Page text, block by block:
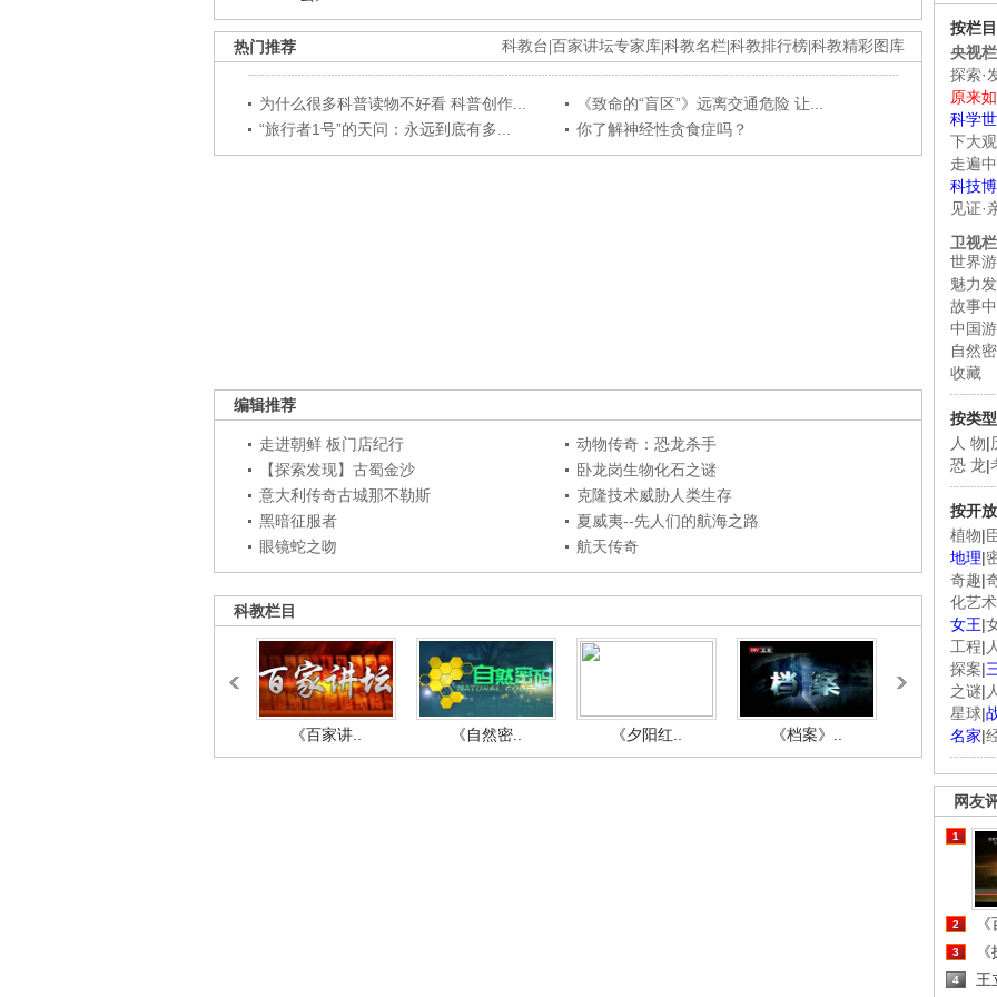
按栏目
央视
探索·
原来
科学
下大观
走遍
科技
见证·
卫视
世界游
魅力
故事
中国游
自然
收藏
按类型
人 物|
恐 龙|
按开
植物|
地理|
奇趣|
化艺术
女王|
工程|
探案|
之谜|
星球|
名家|
网友
1
2
3
4 王
科教台 百家讲坛专家库 科教名栏 科教排行榜 科教精彩图库
热门推荐
为什么很多科普读物不好看 科普创作...
《致命的“盲区”》远离交通危险 让...
“旅行者1号”的天问：永远到底有多...
你了解神经性贪食症吗？
编辑推荐
走进朝鲜 板门店纪行
动物传奇：恐龙杀手
【探索发现】古蜀金沙
卧龙岗生物化石之谜
意大利传奇古城那不勒斯
克隆技术威胁人类生存
黑暗征服者
夏威夷--先人们的航海之路
眼镜蛇之吻
航天传奇
科教栏目
《百家讲.. 《自然密.. 《夕阳红.. 《档案》.. 《人与